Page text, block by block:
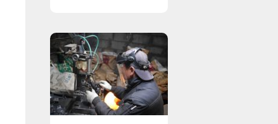
virksomheder